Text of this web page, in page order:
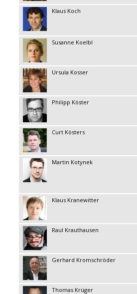
Klaus Koch
Susanne Koelbl
Ursula Kosser
Philipp Köster
Curt Kösters
Martin Kotynek
Klaus Kranewitter
Raul Krauthausen
Gerhard Kromschröder
Thomas Krüger